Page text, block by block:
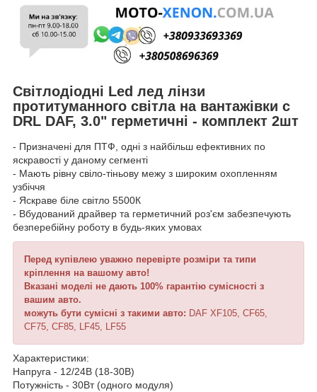
Світлодіодні Led лед лінзи
протитуманного світла на вантажівки с
DRL DAF, 3.0" герметичні - комплект 2шт
- Призначені для ПТФ, одні з найбільш ефективних по
яскравості у даному сегменті
- Мають рівну свіло-тіньову межу з широким охопленням
узбіччя
- Яскраве біле світло 5500К
- Вбудований драйвер та герметичний роз'єм забезпечують
безперебійну роботу в будь-яких умовах
Перед купівлею уважно перевірте розміри та типи
кріплення на вашому авто!
Вказані моделі не дають 100% гарантію сумісності з
вашим авто.
можуть бути сумісні з такими авто: DAF XF105, CF65,
CF75, CF85, LF45, LF55
Характеристики:
Напруга - 12/24В (18-30В)
Потужність - 30Вт (одного модуля)